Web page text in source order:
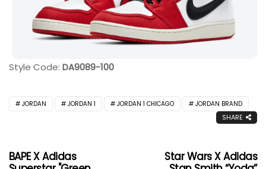
Style Code: DA9089-100
JORDAN JORDAN 1 JORDAN 1 CHICAGO JORDAN BRAND
SHARE
BAPE X Adidas
Star Wars X Adidas